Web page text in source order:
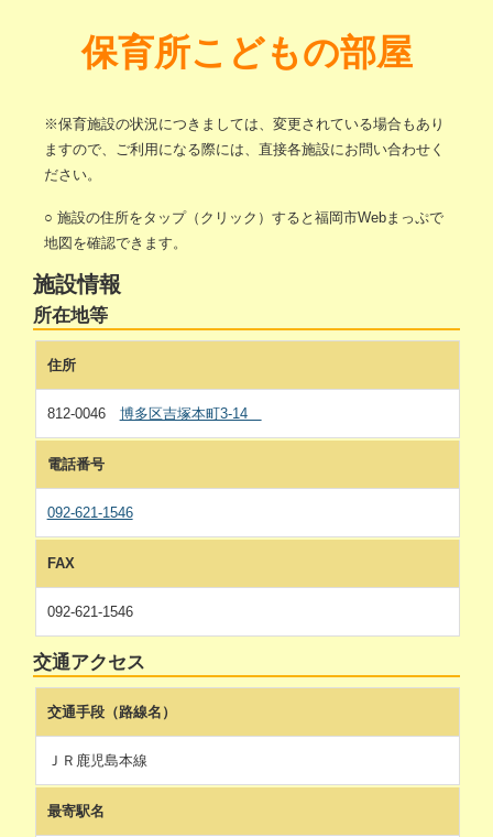
保育所こどもの部屋
※保育施設の状況につきましては、変更されている場合もあり
ますので、ご利用になる際には、直接各施設にお問い合わせく
ださい。
○ 施設の住所をタップ（クリック）すると福岡市Webまっぷで
地図を確認できます。
施設情報
所在地等
住所
812-0046 博多区吉塚本町3-14
電話番号
092-621-1546
FAX
092-621-1546
交通アクセス
交通手段（路線名）
ＪＲ鹿児島本線
最寄駅名